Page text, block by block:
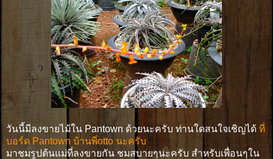
วันนี้มีลงขายไม้ใน Pantown ด้วยนะครับ ท่านใดสนใจเชิญได้ ที่
บอร์ด Pantown บ้านพี่otto นะครับ
มาชมรูปต้นแม่ที่ลงขายกัน ชมสบายๆนะครับ สำหรับเพื่อนๆใน